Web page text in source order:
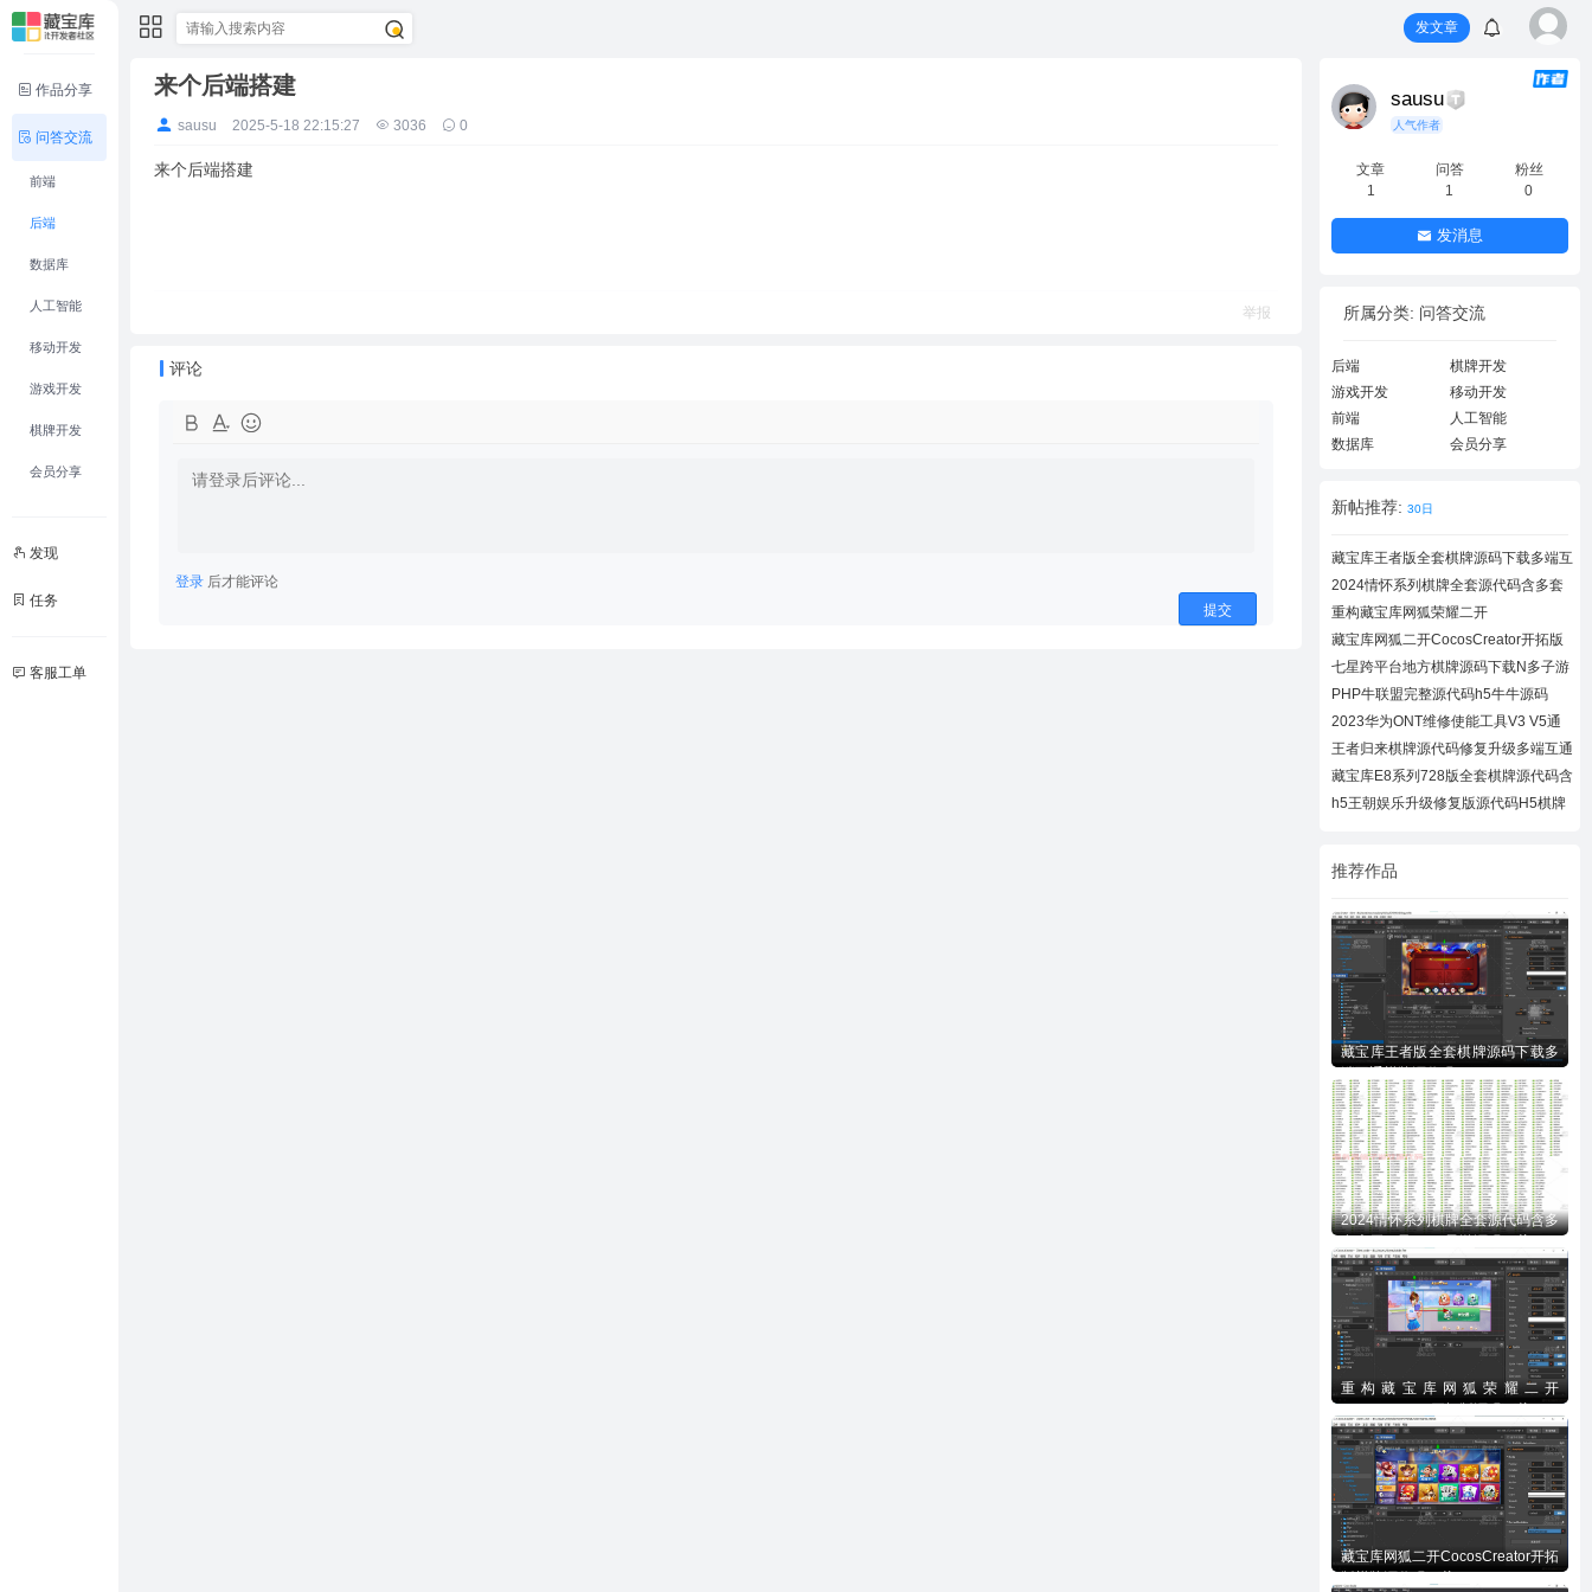
作品分享
问答交流
前端
后端
数据库
人工智能
移动开发
游戏开发
棋牌开发
会员分享
发现
任务
客服工单
发文章
来个后端搭建
sausu 2025-5-18 22:15:27 3036 0
来个后端搭建
举报
评论
登录 后才能评论
提交
sausu
人气作者
文章
1
问答
1
粉丝
0
发消息
所属分类: 问答交流
后端
棋牌开发
游戏开发
移动开发
前端
人工智能
数据库
会员分享
新帖推荐: 30日
藏宝库王者版全套棋牌源码下载多端互
通棋牌
2024情怀系列棋牌全套源代码含多套
大厅UI及
重构藏宝库网狐荣耀二开
CocosCreator开拓版
藏宝库网狐二开CocosCreator开拓版
棋牌源代
七星跨平台地方棋牌源码下载N多子游
戏APP/H
PHP牛联盟完整源代码h5牛牛源码
2023华为ONT维修使能工具V3 V5通
用下载
王者归来棋牌源代码修复升级多端互通
近百款
藏宝库E8系列728版全套棋牌源代码含
728UI工
h5王朝娱乐升级修复版源代码H5棋牌
推荐作品
藏宝库王者版全套棋牌源码下载多
2024情怀系列棋牌全套源代码含多
重构藏宝库网狐荣耀二开
藏宝库网狐二开CocosCreator开拓